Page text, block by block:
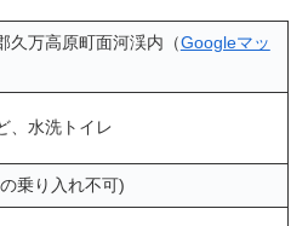
久万高原町面河渓内（Googleマッ
、水洗トイレ
乗り入れ不可)